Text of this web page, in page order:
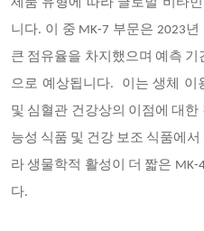
제품 유형에 따라 글로벌 비타
니다. 이 중 MK-7 부문은 2023
큰 점유율을 차지했으며 예측 기
으로 예상됩니다. 이는 생체 이
및 심혈관 건강상의 이점에 대한
능성 식품 및 건강 보조 식품에
라 생물학적 활성이 더 짧은 MK-
다.